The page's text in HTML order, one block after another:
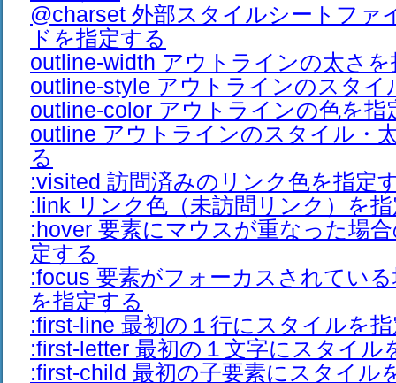
@charset 外部スタイルシートファ
ドを指定する
outline-width アウトラインの太さ
outline-style アウトラインのスタイ
outline-color アウトラインの色を指
outline アウトラインのスタイル・
る
:visited 訪問済みのリンク色を指定
:link リンク色（未訪問リンク）を
:hover 要素にマウスが重なった場
定する
:focus 要素がフォーカスされてい
を指定する
:first-line 最初の１行にスタイルを
:first-letter 最初の１文字にスタイル
:first-child 最初の子要素にスタイル